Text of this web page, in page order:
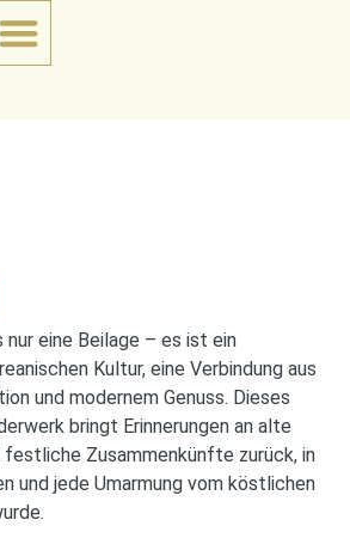
nur eine Beilage – es ist ein
Kultur, eine Verbindung aus
und modernem Genuss. Dieses
bringt Erinnerungen an alte
festliche Zusammenkünfte zurück, in
und jede Umarmung vom köstlichen